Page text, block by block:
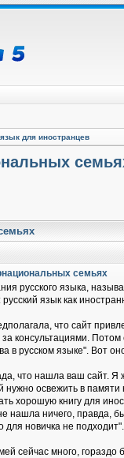
для иностранцев
семьях
русского языка,
язык как
что сайт
консультациями.
в русском языке". Вот
что нашла ваш сайт. Я
освежить в памяти
хорошую книгу для
нашла ничего, правда,
для новичка не подходит".
сейчас много,